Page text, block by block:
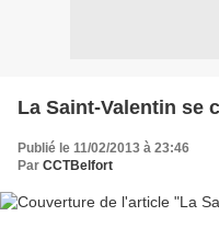
La Saint-Valentin se
Publié le 11/02/2013 à 23:46
Par CCTBelfort